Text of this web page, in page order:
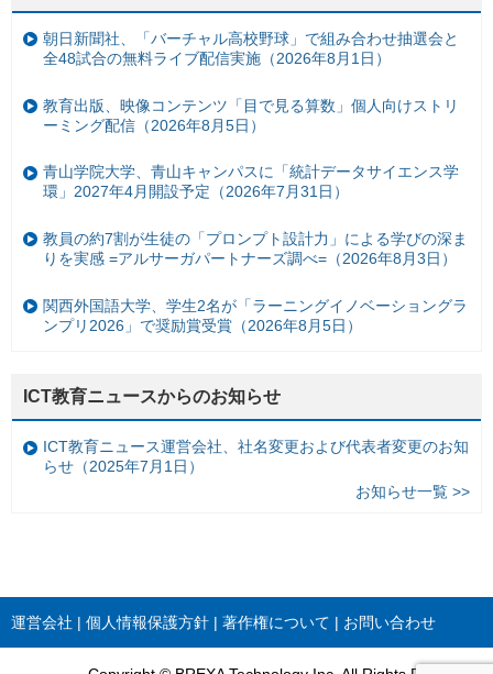
朝日新聞社、「バーチャル高校野球」で組み合わせ抽選会と
全48試合の無料ライブ配信実施（2026年8月1日）
教育出版、映像コンテンツ「目で見る算数」個人向けストリ
ーミング配信（2026年8月5日）
青山学院大学、青山キャンパスに「統計データサイエンス学
環」2027年4月開設予定（2026年7月31日）
教員の約7割が生徒の「プロンプト設計力」による学びの深ま
りを実感 =アルサーガパートナーズ調べ=（2026年8月3日）
関西外国語大学、学生2名が「ラーニングイノベーショングラ
ンプリ2026」で奨励賞受賞（2026年8月5日）
ICT教育ニュースからのお知らせ
ICT教育ニュース運営会社、社名変更および代表者変更のお知
らせ（2025年7月1日）
お知らせ一覧 >>
運営会社 個人情報保護方針 著作権について お問い合わせ